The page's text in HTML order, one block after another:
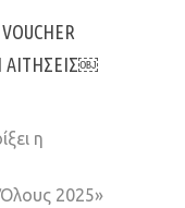
ΑΙΤΉΣΕΙΣ￼
η
2025»